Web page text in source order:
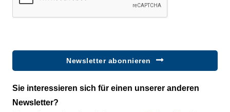
Newsletter abonnieren
Sie interessieren sich für einen unserer anderen
Newsletter?